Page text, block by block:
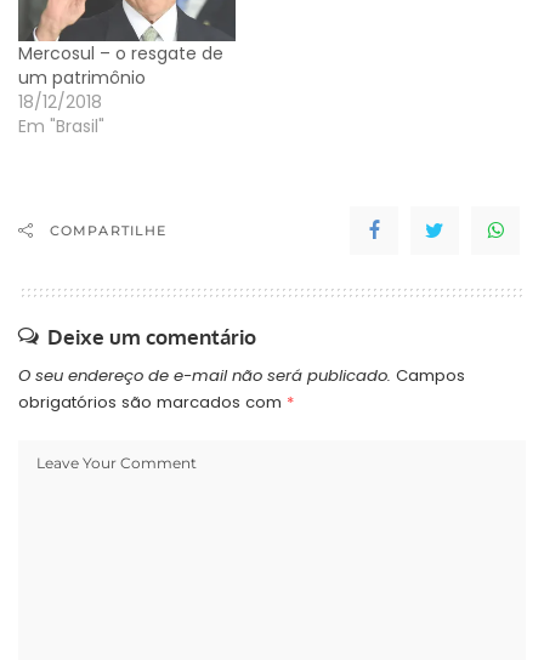
Mercosul – o resgate de
um patrimônio
18/12/2018
Em "Brasil"
COMPARTILHE
Deixe um comentário
O seu endereço de e-mail não será publicado. Campos
obrigatórios são marcados com *